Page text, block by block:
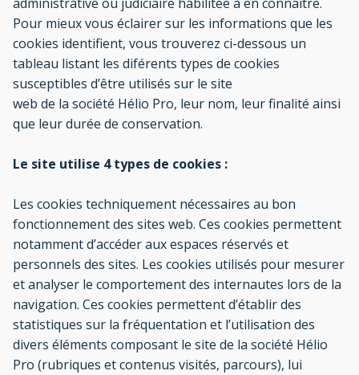
Pour mieux vous éclairer sur les informations que les
cookies identifient, vous trouverez ci-dessous un
tableau listant les diférents types de cookies
susceptibles d’être utilisés sur le site
web de la société Hélio Pro, leur nom, leur finalité ainsi
que leur durée de conservation.
Le site utilise 4 types de cookies :
Les cookies techniquement nécessaires au bon
fonctionnement des sites web. Ces cookies permettent
notamment d’accéder aux espaces réservés et
personnels des sites. Les cookies utilisés pour mesurer
et analyser le comportement des internautes lors de la
navigation. Ces cookies permettent d’établir des
statistiques sur la fréquentation et l’utilisation des
divers éléments composant le site de la société Hélio
Pro (rubriques et contenus visités, parcours), lui